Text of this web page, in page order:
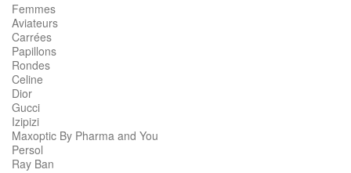
Femmes
Aviateurs
Carrées
Papillons
Rondes
Celine
Dior
Gucci
Izipizi
Maxoptic By Pharma and You
Persol
Ray Ban